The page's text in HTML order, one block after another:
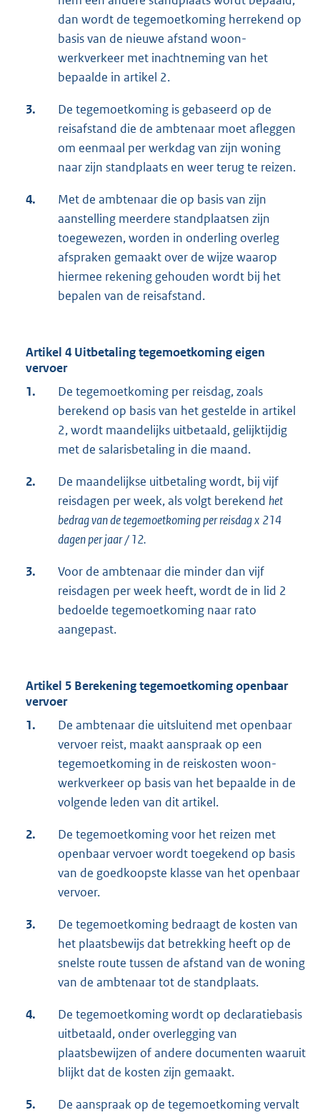
dan wordt de tegemoetkoming herrekend op
basis van de nieuwe afstand woon-
werkverkeer met inachtneming van het
bepaalde in artikel 2.
3.
De tegemoetkoming is gebaseerd op de
reisafstand die de ambtenaar moet afleggen
om eenmaal per werkdag van zijn woning
naar zijn standplaats en weer terug te reizen.
4.
Met de ambtenaar die op basis van zijn
aanstelling meerdere standplaatsen zijn
toegewezen, worden in onderling overleg
afspraken gemaakt over de wijze waarop
hiermee rekening gehouden wordt bij het
bepalen van de reisafstand.
Artikel 4 Uitbetaling tegemoetkoming eigen
vervoer
1.
De tegemoetkoming per reisdag, zoals
berekend op basis van het gestelde in artikel
2, wordt maandelijks uitbetaald, gelijktijdig
met de salarisbetaling in die maand.
2.
De maandelijkse uitbetaling wordt, bij vijf
reisdagen per week, als volgt berekend het
bedrag van de tegemoetkoming per reisdag x 214
dagen per jaar/ 12.
3.
Voor de ambtenaar die minder dan vijf
reisdagen per week heeft, wordt de in lid 2
bedoelde tegemoetkoming naar rato
aangepast.
Artikel 5 Berekening tegemoetkoming openbaar
vervoer
1.
De ambtenaar die uitsluitend met openbaar
vervoer reist, maakt aanspraak op een
tegemoetkoming in de reiskosten woon-
werkverkeer op basis van het bepaalde in de
volgende leden van dit artikel.
2.
De tegemoetkoming voor het reizen met
openbaar vervoer wordt toegekend op basis
van de goedkoopste klasse van het openbaar
vervoer.
3.
De tegemoetkoming bedraagt de kosten van
het plaatsbewijs dat betrekking heeft op de
snelste route tussen de afstand van de woning
van de ambtenaar tot de standplaats.
4.
De tegemoetkoming wordt op declaratiebasis
uitbetaald, onder overlegging van
plaatsbewijzen of andere documenten waaruit
blijkt dat de kosten zijn gemaakt.
5.
De aanspraak op de tegemoetkoming vervalt